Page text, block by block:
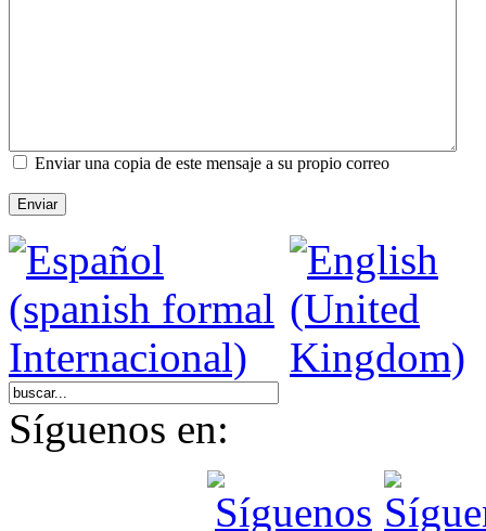
Enviar una copia de este mensaje a su propio correo
Enviar
Síguenos en: